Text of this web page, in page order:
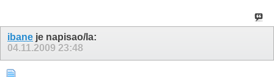
ibane je napisao/la:
04.11.2009 23:48